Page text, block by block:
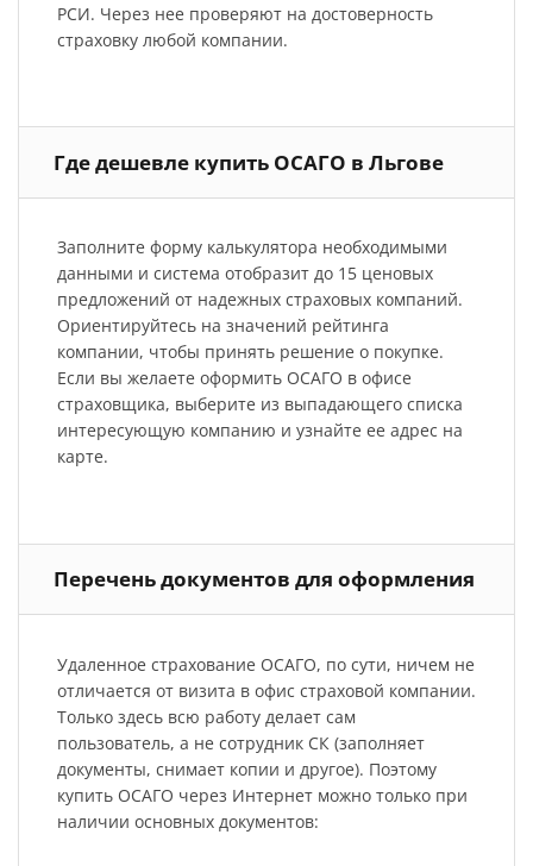
РСИ. Через нее проверяют на достоверность
страховку любой компании.
Где дешевле купить ОСАГО в Льгове
Заполните форму калькулятора необходимыми
данными и система отобразит до 15 ценовых
предложений от надежных страховых компаний.
Ориентируйтесь на значений рейтинга
компании, чтобы принять решение о покупке.
Если вы желаете оформить ОСАГО в офисе
страховщика, выберите из выпадающего списка
интересующую компанию и узнайте ее адрес на
карте.
Перечень документов для оформления
Удаленное страхование ОСАГО, по сути, ничем не
отличается от визита в офис страховой компании.
Только здесь всю работу делает сам
пользователь, а не сотрудник СК (заполняет
документы, снимает копии и другое). Поэтому
купить ОСАГО через Интернет можно только при
наличии основных документов: